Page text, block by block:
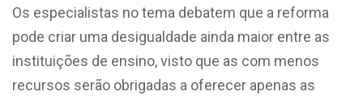
Os especialistas no tema debatem que a reforma
pode criar uma desigualdade ainda maior entre as
instituições de ensino, visto que as com menos
recursos serão obrigadas a oferecer apenas as